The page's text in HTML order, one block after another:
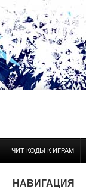
ЧИТ КОДЫ К ИГРАМ
НАВИГАЦИЯ